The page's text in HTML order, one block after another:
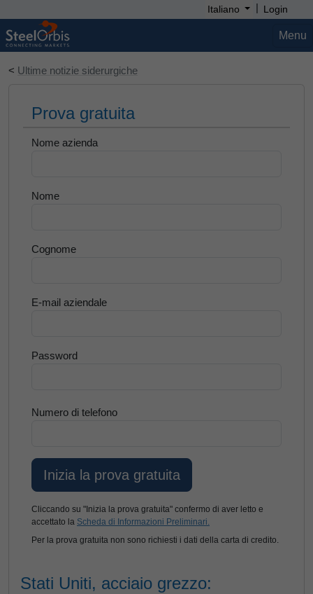
Italiano | Login
Menu
< Ultime notizie siderurgiche
Prova gratuita
Nome azienda
Nome
Cognome
E-mail aziendale
Password
Numero di telefono
Cliccando su "Inizia la prova gratuita" confermo di aver letto e
accettato la Scheda di Informazioni Preliminari.
Per la prova gratuita non sono richiesti i dati della carta di credito.
Stati Uniti, acciaio grezzo: